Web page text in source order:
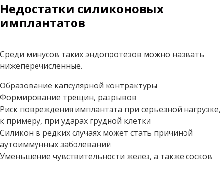
Недостатки силиконовых
имплантатов
Среди минусов таких эндопротезов можно назвать
нижеперечисленные.
Образование капсулярной контрактуры
Формирование трещин, разрывов
Риск повреждения имплантата при серьезной нагрузке,
к примеру, при ударах грудной клетки
Силикон в редких случаях может стать причиной
аутоиммунных заболеваний
Уменьшение чувствительности желез, а также сосков